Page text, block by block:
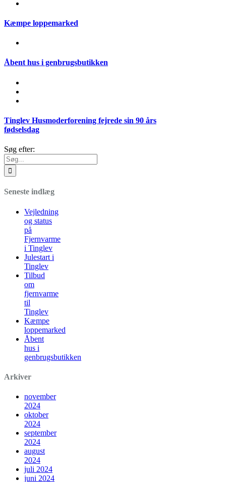
Kæmpe loppemarked
Åbent hus i genbrugsbutikken
Tinglev Husmoderforening fejrede sin 90 års
fødselsdag
Søg efter:
Seneste indlæg
Vejledning
og status
på
Fjernvarme
i Tinglev
Julestart i
Tinglev
Tilbud
om
fjernvarme
til
Tinglev
Kæmpe
loppemarked
Åbent
hus i
genbrugsbutikken
Arkiver
november
2024
oktober
2024
september
2024
august
2024
juli 2024
juni 2024